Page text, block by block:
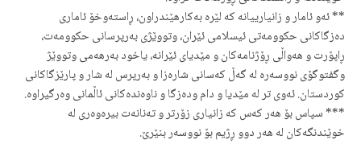
** ئەو ئامار و زانیارییانە کە لێرە بەکارهێندراون، ڕاستەوخۆ ئاماری
دەزگاکانی حکوومەتی ئیسلامی ئێران، وتووێژی بەرپرسانی حکوومەت،
ڕاپۆرت و هەواڵی ڕۆژنامەکان و مێدیای ئێرانە، یاخود بەرهەمی وتووێژ
وگفتوگۆی نووسەرە لە گەڵ کەسانی شارەزا و بەرپرس لە شار و پارێزگاکانی
کوردستان. ئەوی تر لە مێدیا و دام ودەزگا و ناوەندەکانی ئاڵمانی وەرگیراوە.
*** سپاس بۆ هەر کەس کە زانیاری زۆرتر و تەنانەت بیرەوەری لە
خوێندنگەکان لە هەر دوو ڕژیم بۆ نووسەر بنێرێ.